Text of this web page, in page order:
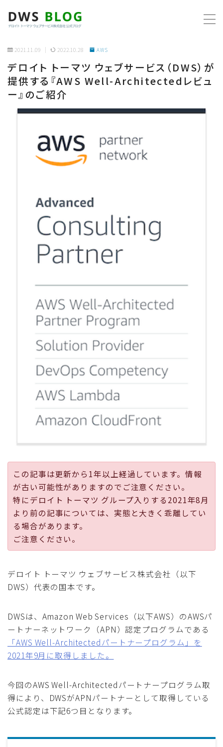
ホーム
AWS
ビジネス
社内制度
公式ページ
2021.11.09 2022.10.28 AWS
デロイト トーマツ ウェブサービス（DWS）が
提供する『AWS Well-Architectedレビュ
ー』のご紹介
この記事は更新から1年以上経過しています。情報
が古い可能性がありますのでご注意ください。
特にデロイト トーマツ グループ入りする2021年8月
より前の記事については、実態と大きく乖離してい
る場合があります。
ご注意ください。
デロイト トーマツ ウェブサービス株式会社（以下
DWS）代表の国本です。
DWSは、Amazon Web Services（以下AWS）のAWSパ
ートナーネットワーク（APN）認定プログラムである
「AWS Well-Architectedパートナープログラム」を
2021年9月に取得しました。
今回のAWS Well-Architectedパートナープログラム取
得により、DWSがAPNパートナーとして取得している
公式認定は下記6つ目となります。